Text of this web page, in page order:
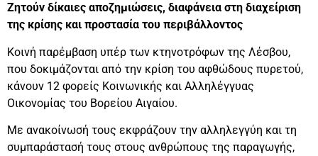
Ζητούν δίκαιες αποζημιώσεις, διαφάνεια στη διαχείριση
της κρίσης και προστασία του περιβάλλοντος
Κοινή παρέμβαση υπέρ των κτηνοτρόφων της Λέσβου,
που δοκιμάζονται από την κρίση του αφθώδους πυρετού,
κάνουν 12 φορείς Κοινωνικής και Αλληλέγγυας
Οικονομίας του Βορείου Αιγαίου.
Με ανακοίνωσή τους εκφράζουν την αλληλεγγύη και τη
συμπαράστασή τους στους ανθρώπους της παραγωγής,